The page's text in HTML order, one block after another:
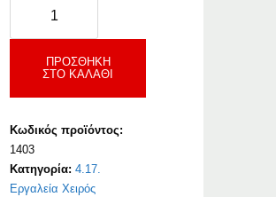
Σοβά
Πλαστική
Λεπίδες
ΠΡΟΣΘΉΚΗ
ΣΤΟ ΚΑΛΆΘΙ
Κωδικός προϊόντος:
1403
Κατηγορία:4.17.
Εργαλεία Χειρός